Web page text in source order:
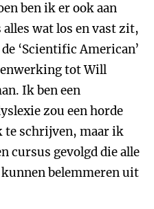
ben ik er ook aan
wat los en vast zit,
‘Scientific American’
tot Will
Ik ben een
zou een horde
te schrijven, maar ik
cursus gevolgd die alle
belemmeren uit